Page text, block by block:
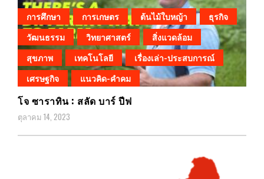
การศึกษา การเกษตร ต้นไม้ใบหญ้า
ธุรกิจ
วัฒนธรรม
วิทยาศาสตร์
สิ่งแวดล้อม
สุขภาพ
เทคโนโลยี
เรื่องเล่า-ประสบการณ์
เศรษฐกิจ
แนวคิด-คำคม
โจ ซาราทิน : สลัด บาร์ ปีฟ
ตุลาคม 14, 2023